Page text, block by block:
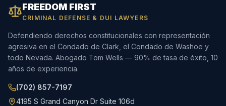
FREEDOM FIRST
CRIMINAL DEFENSE & DUI LAWYERS
Defendiendo derechos constitucionales con representación
agresiva en el Condado de Clark, el Condado de Washoe y
todo Nevada. Abogado Tom Wells — 90% de tasa de éxito, 10
años de experiencia.
(702) 857-7197
4195 S Grand Canyon Dr Suite 106d